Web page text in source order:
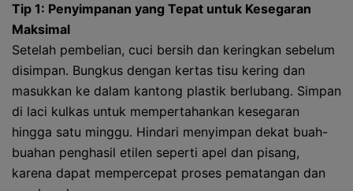
Tip 1: Penyimpanan yang Tepat untuk Kesegaran
Maksimal
Setelah pembelian, cuci bersih dan keringkan sebelum
disimpan. Bungkus dengan kertas tisu kering dan
masukkan ke dalam kantong plastik berlubang. Simpan
di laci kulkas untuk mempertahankan kesegaran
hingga satu minggu. Hindari menyimpan dekat buah-
buahan penghasil etilen seperti apel dan pisang,
karena dapat mempercepat proses pematangan dan